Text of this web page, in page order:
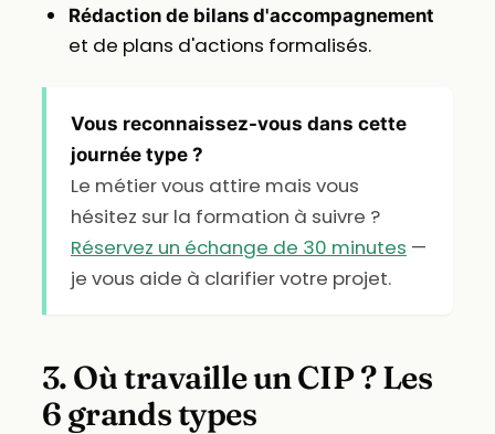
Rédaction de bilans d'accompagnement
et de plans d'actions formalisés.
Vous reconnaissez-vous dans cette
journée type ?
Le métier vous attire mais vous
hésitez sur la formation à suivre ?
Réservez un échange de 30 minutes —
je vous aide à clarifier votre projet.
3. Où travaille un CIP ? Les
6 grands types